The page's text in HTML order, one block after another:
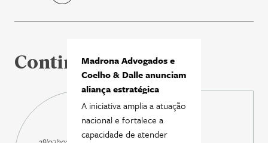
Continue lendo
Madrona Advogados e
Coelho & Dalle anunciam
aliança estratégica
A iniciativa amplia a atuação
nacional e fortalece a
capacidade de atender